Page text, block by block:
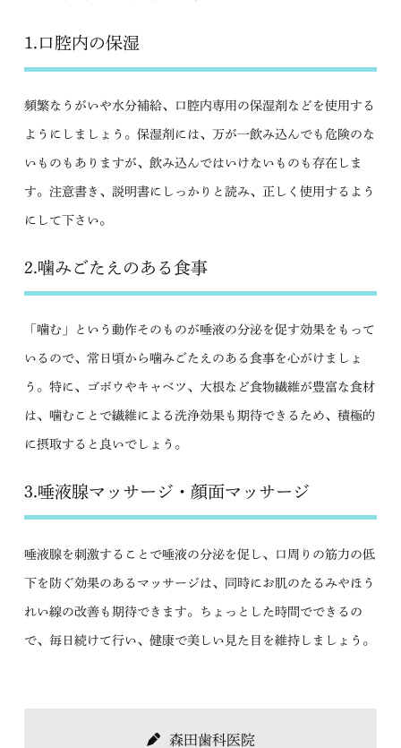
1.口腔内の保湿
頻繁なうがいや水分補給、口腔内専用の保湿剤などを使用する
ようにしましょう。保湿剤には、万が一飲み込んでも危険のな
いものもありますが、飲み込んではいけないものも存在しま
す。注意書き、説明書にしっかりと読み、正しく使用するよう
にして下さい。
2.噛みごたえのある食事
「噛む」という動作そのものが唾液の分泌を促す効果をもって
いるので、常日頃から噛みごたえのある食事を心がけましょ
う。特に、ゴボウやキャベツ、大根など食物繊維が豊富な食材
は、噛むことで繊維による洗浄効果も期待できるため、積極的
に摂取すると良いでしょう。
3.唾液腺マッサージ・顔面マッサージ
唾液腺を刺激することで唾液の分泌を促し、口周りの筋力の低
下を防ぐ効果のあるマッサージは、同時にお肌のたるみやほう
れい線の改善も期待できます。ちょっとした時間でできるの
で、毎日続けて行い、健康で美しい見た目を維持しましょう。
森田歯科医院